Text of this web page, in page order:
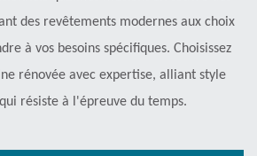
des revêtements modernes aux choix
à vos besoins spécifiques. Choisissez
rénovée avec expertise, alliant style
résiste à l'épreuve du temps.